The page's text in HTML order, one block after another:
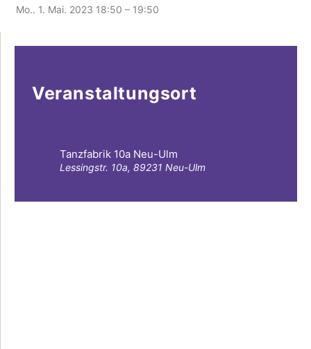
Mo.. 1. Mai. 2023 18:50 – 19:50
Veranstaltungsort
Tanzfabrik 10a Neu-Ulm
Lessingstr. 10a, 89231 Neu-Ulm